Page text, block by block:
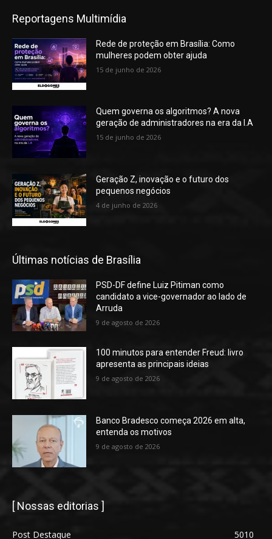
Reportagens Multimídia
Rede de proteção em Brasília: Como
mulheres podem obter ajuda
15 de junho de 2026
Quem governa os algoritmos? A nova
geração de administradores na era da I.A
15 de junho de 2026
Geração Z, inovação e o futuro dos
pequenos negócios
4 de junho de 2026
Últimas notícias de Brasília
PSD-DF define Luiz Pitiman como
candidato a vice-governador ao lado de
Arruda
9 de agosto de 2026
100 minutos para entender Freud: livro
apresenta as principais ideias
9 de agosto de 2026
Banco Bradesco começa 2026 em alta,
entenda os motivos
9 de agosto de 2026
[ Nossas editorias ]
Post Destaque
5010